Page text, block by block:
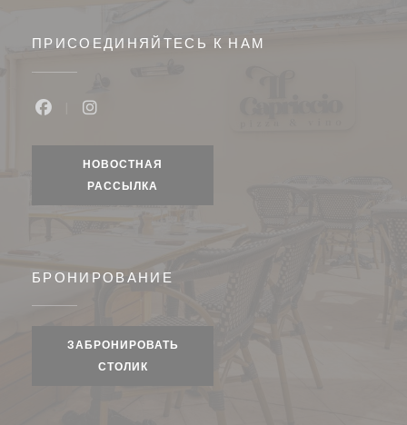
ПРИСОЕДИНЯЙТЕСЬ К НАМ
НОВОСТНАЯ
РАССЫЛКА
БРОНИРОВАНИЕ
ЗАБРОНИРОВАТЬ
СТОЛИК